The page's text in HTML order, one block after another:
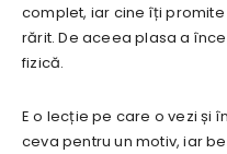
complet, iar cine îți
rărit. De aceea plasa a
fizică.
E o lecție pe care o vezi și
ceva pentru un motiv, iar